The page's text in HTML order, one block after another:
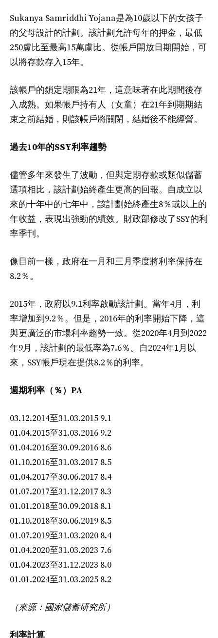
Sukanya Samriddhi Yojana是為10歲以下的女孩子
的父母設計的計劃。該計劃允許每年的押金，最低
250盧比至最高15萬盧比。從帳戶開放日期開始，可
以將存款存入15年。
該帳戶的鎖定期限為21年，這意味著在此期間後存
入成熟。如果帳戶持有人（女童）在21年到期期結
束之前結婚，則該帳戶將關閉，結婚後不能經營。
過去10年的SSY利率趨勢
儘管多年來發生了波動，但與定期存款或類似儲蓄
選項相比，該計劃始終產生更高的回報。自成立以
來的十年中的七年中，該計劃始終產生8％或以上的
年收益，表現出強勁的績效。財政部修改了SSY的利
率季刊。
像目前一樣，政府在一月和三月季度將利率保持在
8.2％。
2015年，政府以9.1利率啟動該計劃。當年4月，利
率增加到9.2％。但是，2016年的利率開始下降，這
與更廣泛的市場利率趨勢一致。從2020年4月到2022
年9月，該計劃的最低率為7.6％。自2024年1月以
來，SSY帳戶現在提供8.2％的利率。
週期利率（％）PA
03.12.2014至31.03.2015 9.1
01.04.2015至31.03.2016 9.2
01.04.2016至30.09.2016 8.6
01.10.2016至31.03.2017 8.5
01.04.2017至30.06.2017 8.4
01.07.2017至31.12.2017 8.3
01.01.2018至30.09.2018 8.1
01.10.2018至30.06.2019 8.5
01.07.2019至31.03.2020 8.4
01.04.2020至31.03.2023 7.6
01.04.2023至31.12.2023 8.0
01.01.2024至31.03.2025 8.2
（來源：國家儲蓄研究所）
利率計算